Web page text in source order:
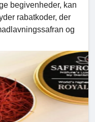
begivenheder, kan
rabatkoder, der
og